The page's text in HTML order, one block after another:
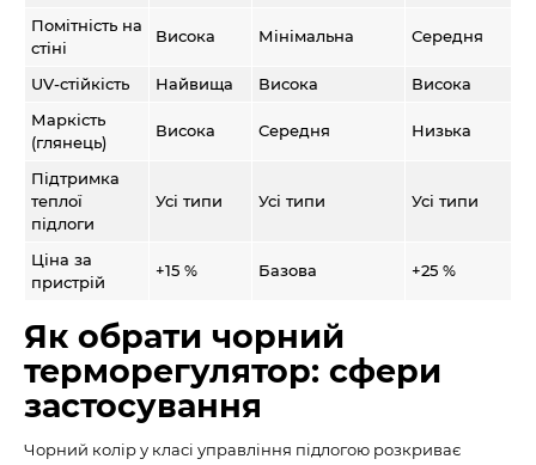
Помітність на
стіні
Висока Мінімальна Середня
UV-стійкість Найвища Висока
Висока
Маркість
(глянець)
Висока Середня Низька
Підтримка
теплої
підлоги
Усі типи Усі типи Усі типи
Ціна за
пристрій
+15 % Базова +25 %
Як обрати чорний
терморегулятор: сфери
застосування
Чорний колір у класі управління підлогою розкриває